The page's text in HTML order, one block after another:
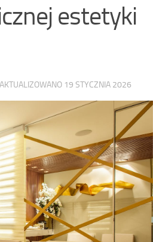
estetyki
19 STYCZNIA 2026